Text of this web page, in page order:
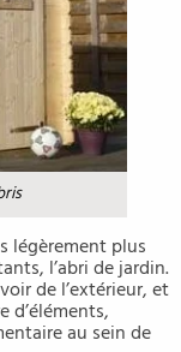
légèrement plus
l’abri de jardin.
de l’extérieur, et
d’éléments,
au sein de